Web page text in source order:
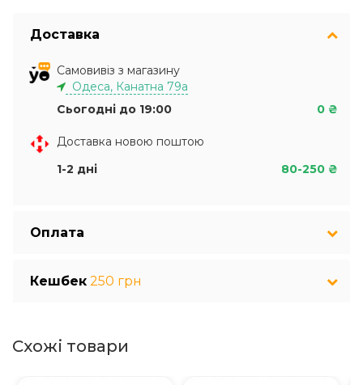
Доставка
Самовивіз з магазину
Одеса, Канатна 79а
Сьогодні до 19:00
0 ₴
Доставка новою поштою
1-2 дні
80-250 ₴
Оплата
Кешбек 250 грн
Схожі товари